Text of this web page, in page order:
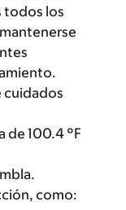
todos los
cuidados
de 100.4 °F
como: